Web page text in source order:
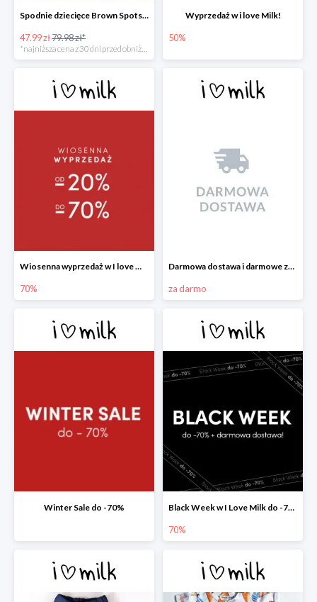
Spodnie dziecięce Brown Spots print
47.99 zł79.98 zł*
Wyprzedaż w i love Milk!
50%
Wiosenna wyprzedaż w I love Milk do -70%
70%
Darmowa dostawa i darmowe zwroty w I love Milk
za darmo
Winter Sale do -70% Black Week w I Love Milk do -70%
70%